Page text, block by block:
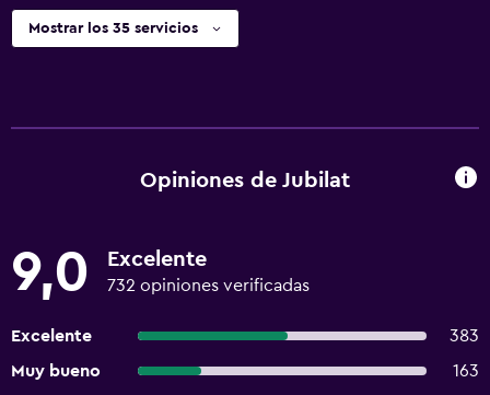
Mostrar los 35 servicios
Opiniones de Jubilat
9,0 Excelente
732 opiniones verificadas
Excelente
383
Muy bueno
163